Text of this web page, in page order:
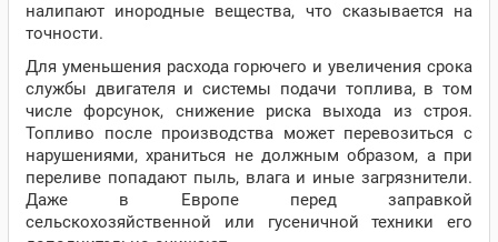
налипают инородные вещества, что сказывается на
точности.
Для уменьшения расхода горючего и увеличения срока
службы двигателя и системы подачи топлива, в том
числе форсунок, снижение риска выхода из строя.
Топливо после производства может перевозиться с
нарушениями, храниться не должным образом, а при
переливе попадают пыль, влага и иные загрязнители.
Даже в Европе перед заправкой
сельскохозяйственной или гусеничной техники его